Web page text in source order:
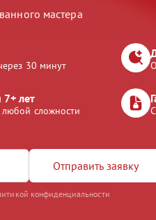
мастера
30 минут
лет
сложности
Отправить заявку
конфиденциальности